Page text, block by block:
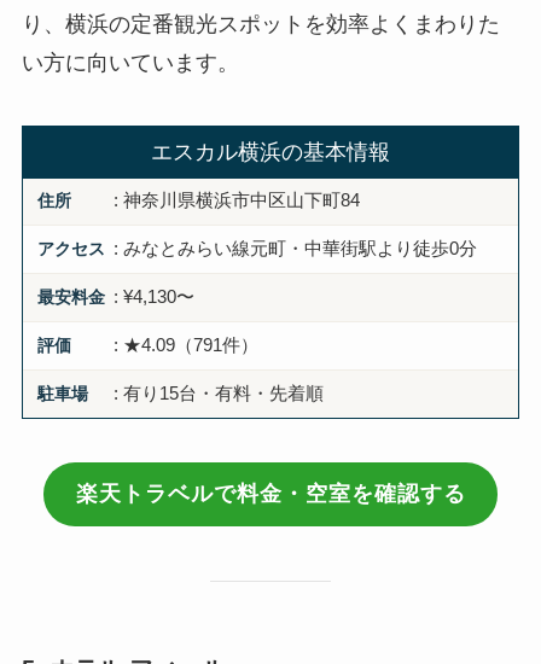
り、横浜の定番観光スポットを効率よくまわりた
い方に向いています。
エスカル横浜の基本情報
住所 : 神奈川県横浜市中区山下町84
アクセス : みなとみらい線元町・中華街駅より徒歩0分
最安料金 : ¥4,130〜
評価 : ★4.09（791件）
駐車場 : 有り15台・有料・先着順
楽天トラベルで料金・空室を確認する